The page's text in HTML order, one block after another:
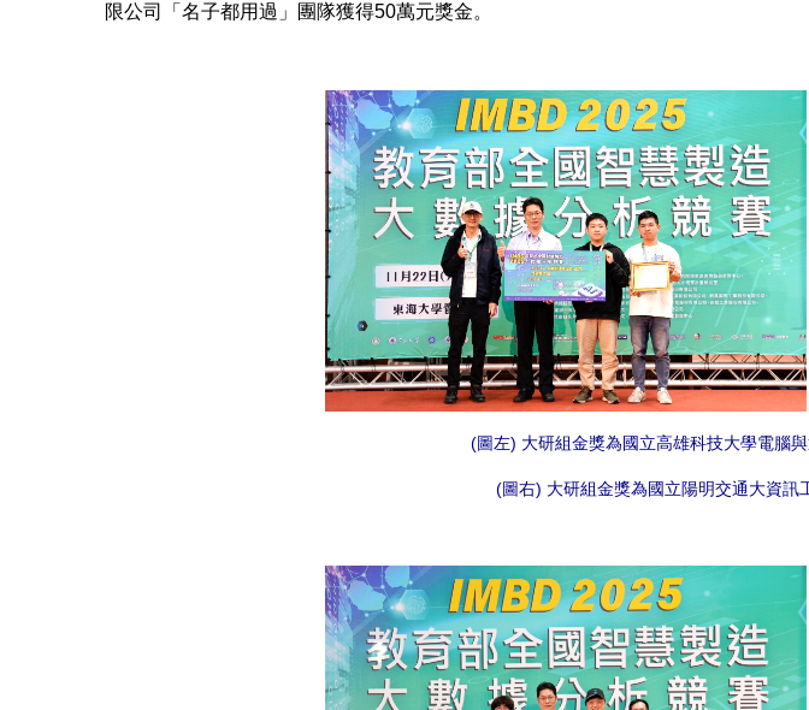
限公司「名子都用過」團隊獲得50萬元獎金。
(圖左) 大研組金獎為國立高雄科技大學電腦
(圖右) 大研組金獎為國立陽明交通大資訊